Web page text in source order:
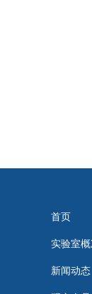
首页
实验室
新闻动态